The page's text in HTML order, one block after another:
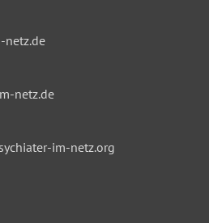
netz.de
netz.de
im-netz.org